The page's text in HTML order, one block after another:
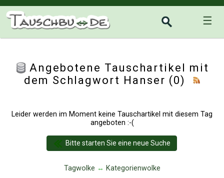
☰
Angebotene Tauschartikel mit
dem Schlagwort Hanser (0)
Leider werden im Moment keine Tauschartikel mit diesem Tag
angeboten :-(
Bitte starten Sie eine neue Suche
Tagwolke ↔ Kategorienwolke